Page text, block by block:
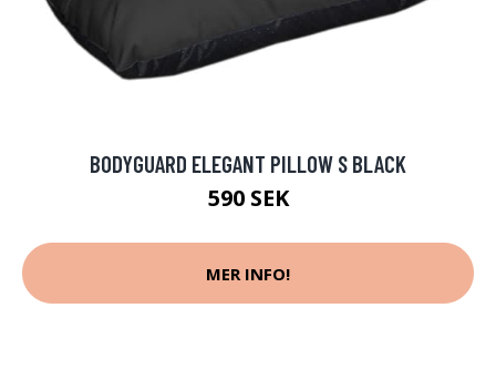
BODYGUARD ELEGANT PILLOW S BLACK
590 SEK
MER INFO!